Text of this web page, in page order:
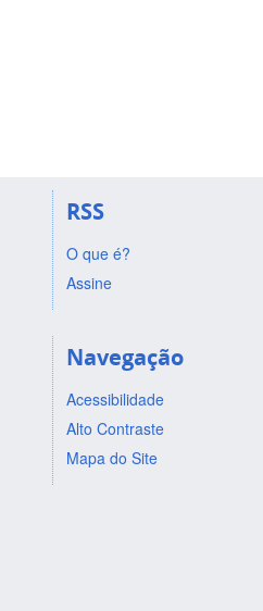
RSS
O que é?
Assine
Navegação
Acessibilidade
Alto Contraste
Mapa do Site